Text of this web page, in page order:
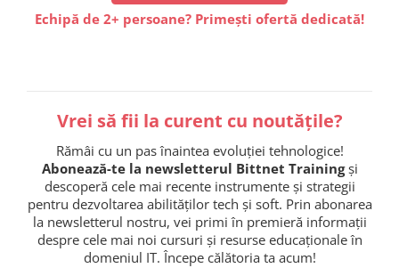
Echipă de 2+ persoane? Primești ofertă dedicată!
Vrei să fii la curent cu noutățile?
Rămâi cu un pas înaintea evoluției tehnologice!
Abonează-te la newsletterul Bittnet Trainingși
descoperă cele mai recente instrumente și strategii
pentru dezvoltarea abilităților tech și soft. Prin abonarea
la newsletterul nostru, vei primi în premieră informații
despre cele mai noi cursuri și resurse educaționale în
domeniul IT. Începe călătoria ta acum!